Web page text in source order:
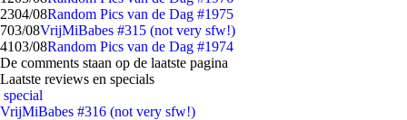
2304/08Random Pics van de Dag #1975
703/08VrijMiBabes #315 (not very sfw!)
4103/08Random Pics van de Dag #1974
De comments staan op de laatste pagina
Laatste reviews en specials
special
VrijMiBabes #316 (not very sfw!)